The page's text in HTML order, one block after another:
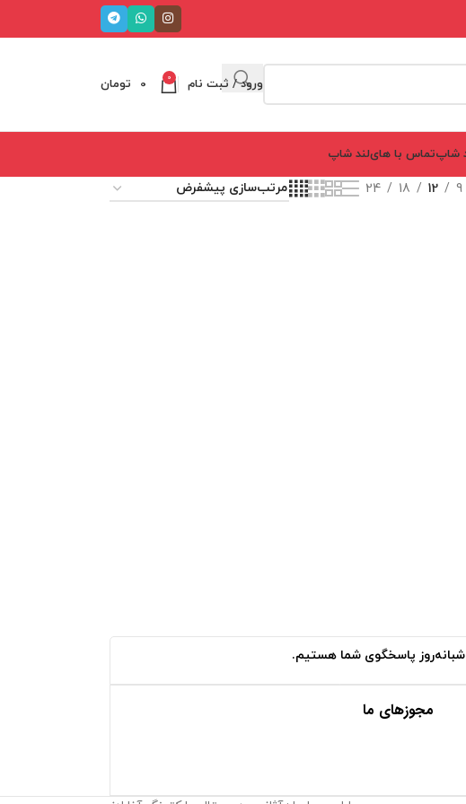
ورود / ثبت نام 0
0 تومان
شاپتماس با های‌لند شاپ
9
12
18
24
مجوزهای ما